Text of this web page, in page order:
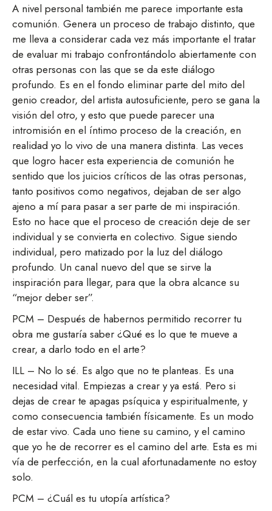
A nivel personal también me parece importante esta
comunión. Genera un proceso de trabajo distinto, que
me lleva a considerar cada vez más importante el tratar
de evaluar mi trabajo confrontándolo abiertamente con
otras personas con las que se da este diálogo
profundo. Es en el fondo eliminar parte del mito del
genio creador, del artista autosuficiente, pero se gana la
visión del otro, y esto que puede parecer una
intromisión en el íntimo proceso de la creación, en
realidad yo lo vivo de una manera distinta. Las veces
que logro hacer esta experiencia de comunión he
sentido que los juicios críticos de las otras personas,
tanto positivos como negativos, dejaban de ser algo
ajeno a mí para pasar a ser parte de mi inspiración.
Esto no hace que el proceso de creación deje de ser
individual y se convierta en colectivo. Sigue siendo
individual, pero matizado por la luz del diálogo
profundo. Un canal nuevo del que se sirve la
inspiración para llegar, para que la obra alcance su
“mejor deber ser”.
PCM – Después de habernos permitido recorrer tu
obra me gustaría saber ¿Qué es lo que te mueve a
crear, a darlo todo en el arte?
ILL – No lo sé. Es algo que no te planteas. Es una
necesidad vital. Empiezas a crear y ya está. Pero si
dejas de crear te apagas psíquica y espiritualmente, y
como consecuencia también físicamente. Es un modo
de estar vivo. Cada uno tiene su camino, y el camino
que yo he de recorrer es el camino del arte. Esta es mi
vía de perfección, en la cual afortunadamente no estoy
solo.
PCM – ¿Cuál es tu utopía artística?